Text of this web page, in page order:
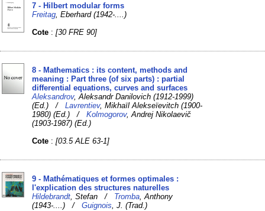
7 - Hilbert modular forms
Freitag , Eberhard (1942-....)
Cote :[30 FRE 90]
8 - Mathematics : its content, methods and
meaning : Part three (of six parts) : partial
differential equations, curves and surfaces
Aleksandrov, Aleksandr Danilovich (1912-1999)
(Ed.) /Lavrentiev, Mikhaïl Alekseïevitch (1900-
1980) (Ed.) /Kolmogorov, Andrej Nikolaevič
(1903-1987) (Ed.)
Cote :[03.5 ALE 63-1]
9 - Mathématiques et formes optimales :
l'explication des structures naturelles
Hildebrandt , Stefan / Tromba , Anthony
(1943-....) /Guignois , J. (Trad.)